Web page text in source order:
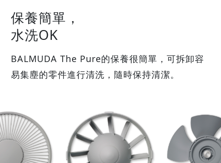
保養簡單，
水洗OK
BALMUDA The Pure的保養很簡單，可拆卸容
易集塵的零件進行清洗，隨時保持清潔。